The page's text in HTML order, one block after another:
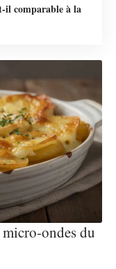
il comparable à la
ondes du